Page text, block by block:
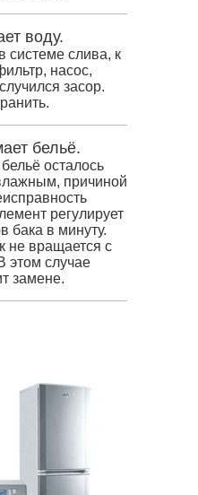
воду.
системе слива, к
насос,
засор.
бельё.
осталось
причиной
регулирует
бака в минуту.
не вращается с
этом случае
замене.